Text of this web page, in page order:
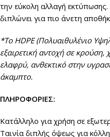
την εύκολη αλλαγή
διπλώνει για πιο άνετη
*Το HDPE (Πολυαιθυλένιο
εξαιρετική αντοχή σε κρούση,
ελαφρύ, ανθεκτικό στην
άκαμπτο.
ΠΛΗΡΟΦΟΡΙΕΣ:
Κατάλληλο για χρήση σε
Ταινία διπλής όψεως για